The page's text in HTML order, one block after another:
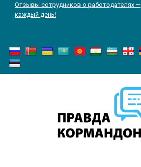
Отзывы сотрудников о работодателях —
каждый день!